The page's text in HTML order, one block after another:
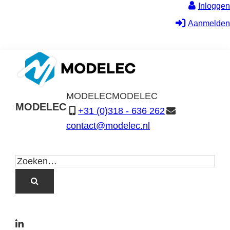
Inloggen
Aanmelden
MODELEC
MODELECMODELEC
+31 (0)318 - 636 262
contact@modelec.nl
L